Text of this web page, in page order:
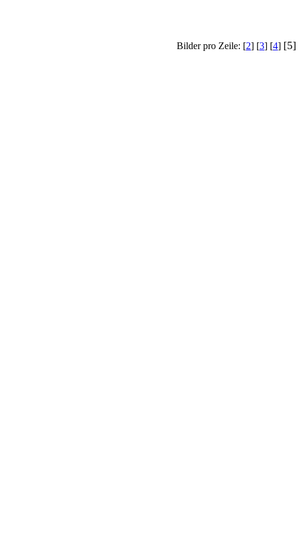
Bilder pro Zeile: [2] [3] [4] [5]